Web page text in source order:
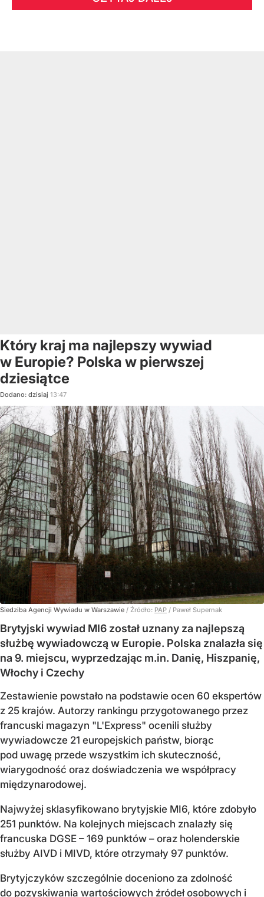
Który kraj ma najlepszy wywiad
w Europie? Polska w pierwszej
dziesiątce
Dodano: dzisiaj 13:47
Siedziba Agencji Wywiadu w Warszawie / Źródło: PAP / Paweł Supernak
Brytyjski wywiad MI6 został uznany za najlepszą
służbę wywiadowczą w Europie. Polska znalazła się
na 9. miejscu, wyprzedzając m.in. Danię, Hiszpanię,
Włochy i Czechy
Zestawienie powstało na podstawie ocen 60 ekspertów
z 25 krajów. Autorzy rankingu przygotowanego przez
francuski magazyn "L'Express" ocenili służby
wywiadowcze 21 europejskich państw, biorąc
pod uwagę przede wszystkim ich skuteczność,
wiarygodność oraz doświadczenia we współpracy
międzynarodowej.
Najwyżej sklasyfikowano brytyjskie MI6, które zdobyło
251 punktów. Na kolejnych miejscach znalazły się
francuska DGSE – 169 punktów – oraz holenderskie
służby AIVD i MIVD, które otrzymały 97 punktów.
Brytyjczyków szczególnie doceniono za zdolność
do pozyskiwania wartościowych źródeł osobowych i